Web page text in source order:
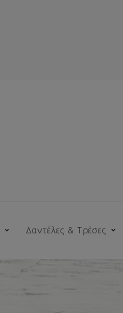
Δαντέλες & Τρέσες